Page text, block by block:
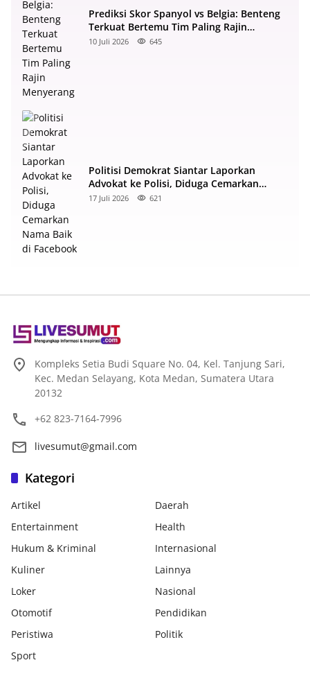
Prediksi Skor Spanyol vs Belgia: Benteng
Terkuat Bertemu Tim Paling Rajin
Menyerang
10 Juli 2026 645
Politisi Demokrat Siantar Laporkan
Advokat ke Polisi, Diduga Cemarkan
Nama Baik di Facebook
17 Juli 2026 621
Kompleks Setia Budi Square No. 04, Kel. Tanjung Sari,
Kec. Medan Selayang, Kota Medan, Sumatera Utara
20132
+62 823-7164-7996
livesumut@gmail.com
Kategori
Artikel
Daerah
Entertainment
Health
Hukum & Kriminal
Internasional
Kuliner
Lainnya
Loker
Nasional
Otomotif
Pendidikan
Peristiwa
Politik
Sport